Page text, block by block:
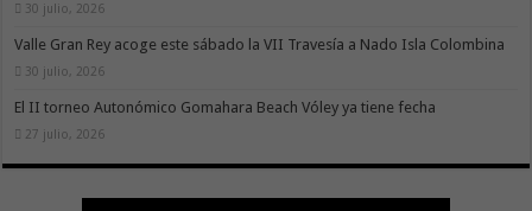
30 julio, 2026
Valle Gran Rey acoge este sábado la VII Travesía a Nado Isla Colombina
30 julio, 2026
El II torneo Autonómico Gomahara Beach Vóley ya tiene fecha
27 julio, 2026